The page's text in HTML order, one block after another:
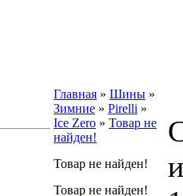
Главная » Шины »
Зимние » Pirelli »
Ice Zero » Товар не
найден!
Товар не найден!
Товар не найден!